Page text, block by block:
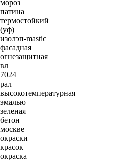
мороз
патина
термостойкий
(уф)
изолэп-mastic
фасадная
огнезащитная
вл
7024
рал
высокотемпературная
эмалью
зеленая
бетон
москве
окраски
красок
окраска